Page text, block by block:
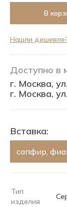
В
Нашли
Доступно в
г. Москва,
г. Москва,
Вставка:
сапфир,
Тип
изделия